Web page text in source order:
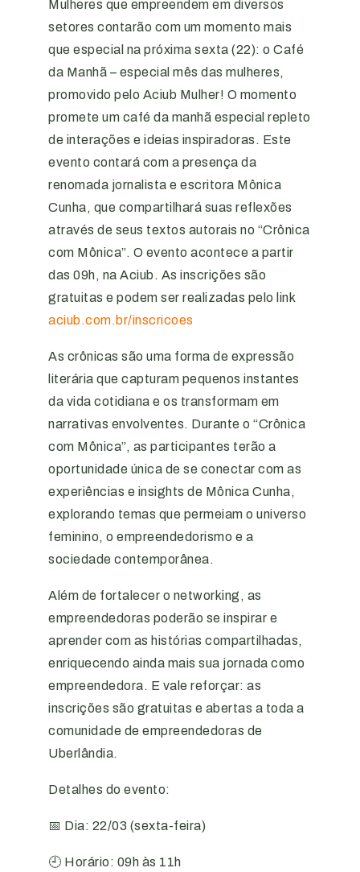
Mulheres que empreendem em diversos
setores contarão com um momento mais
que especial na próxima sexta (22): o Café
da Manhã – especial mês das mulheres,
promovido pelo Aciub Mulher! O momento
promete um café da manhã especial repleto
de interações e ideias inspiradoras. Este
evento contará com a presença da
renomada jornalista e escritora Mônica
Cunha, que compartilhará suas reflexões
através de seus textos autorais no “Crônica
com Mônica”. O evento acontece a partir
das 09h, na Aciub. As inscrições são
gratuitas e podem ser realizadas pelo link
aciub.com.br/inscricoes
As crônicas são uma forma de expressão
literária que capturam pequenos instantes
da vida cotidiana e os transformam em
narrativas envolventes. Durante o “Crônica
com Mônica”, as participantes terão a
oportunidade única de se conectar com as
experiências e insights de Mônica Cunha,
explorando temas que permeiam o universo
feminino, o empreendedorismo e a
sociedade contemporânea.
Além de fortalecer o networking, as
empreendedoras poderão se inspirar e
aprender com as histórias compartilhadas,
enriquecendo ainda mais sua jornada como
empreendedora. E vale reforçar: as
inscrições são gratuitas e abertas a toda a
comunidade de empreendedoras de
Uberlândia.
Detalhes do evento:
📅 Dia: 22/03 (sexta-feira)
🕘 Horário: 09h às 11h